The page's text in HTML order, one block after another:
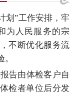
划”工作安排，牢
为人民服务的宗
不断优化服务流
告由体检客户自
检者单位后分发